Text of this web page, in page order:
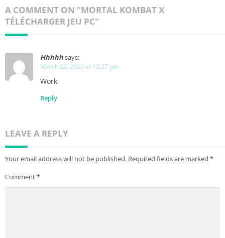
A COMMENT ON "MORTAL KOMBAT X
TÉLÉCHARGER JEU PC"
Hhhhhsays:
March 22, 2020 at 12:27 pm
Work
Reply
LEAVE A REPLY
Your email address will not be published. Required fields are marked *
Comment*